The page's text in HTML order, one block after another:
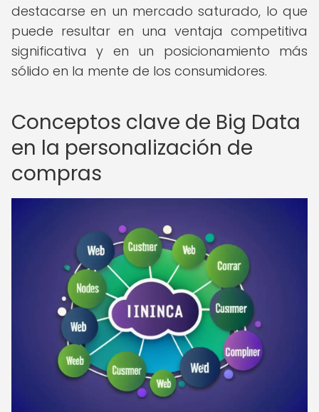
destacarse en un mercado saturado, lo que
puede resultar en una ventaja competitiva
significativa y en un posicionamiento más
sólido en la mente de los consumidores.
Conceptos clave de Big Data
en la personalización de
compras